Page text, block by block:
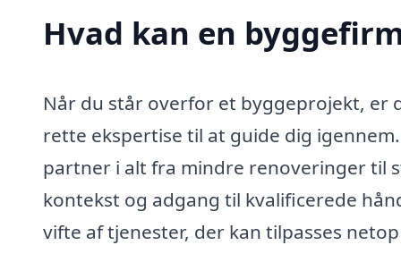
Hvad kan en
Når du står overfor et byggeprojekt,
rette ekspertise til at guide dig
partner i alt fra mindre renoveringer til
kontekst og adgang til kvalificerede
vifte af tjenester, der kan tilpasses